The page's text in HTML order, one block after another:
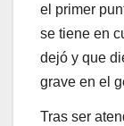
el primer
se tiene en
dejó y que
grave en el
Tras ser